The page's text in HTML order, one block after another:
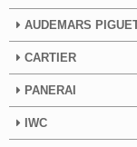
AUDEMARS
CARTIER
PANERAI
IWC